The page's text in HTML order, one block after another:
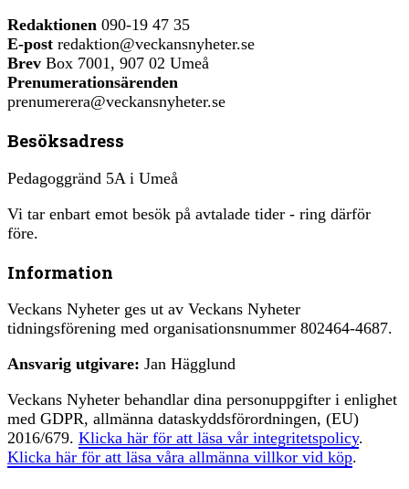
Redaktionen 090-19 47 35
E-post redaktion@veckansnyheter.se
Brev Box 7001, 907 02 Umeå
Prenumerationsärenden
prenumerera@veckansnyheter.se
Besöksadress
Pedagoggränd 5A i Umeå
Vi tar enbart emot besök på avtalade tider - ring därför
före.
Information
Veckans Nyheter ges ut av Veckans Nyheter
tidningsförening med organisationsnummer 802464-4687.
Ansvarig utgivare: Jan Hägglund
Veckans Nyheter behandlar dina personuppgifter i enlighet
med GDPR, allmänna dataskyddsförordningen, (EU)
2016/679. Klicka här för att läsa vår integritetspolicy.
Klicka här för att läsa våra allmänna villkor vid köp.